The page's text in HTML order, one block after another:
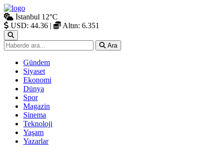
İstanbul 12°C
USD: 44.36 | Altın: 6.351
Ara
Gündem
Siyaset
Ekonomi
Dünya
Spor
Magazin
Sinema
Teknoloji
Yaşam
Yazarlar